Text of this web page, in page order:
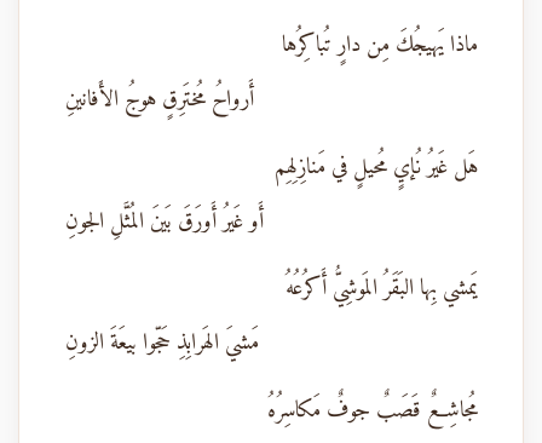
ماذا يَهيجُكَ مِن دارٍ تُباكِرُها
أَرواحُ مُختَرِقٍ هوجُ الأَفانينِ
هَل غَيرُ نُإيٍ مُحيلٍ في مَنازِلِهِم
أَو غَيرُ أَورَقَ بَينَ المُثَّلِ الجونِ
يَمشي بِها البَقَرُ المَوشِيُّ أَكرُعُهُ
مَشيَ الهَرابِذِ حَجّوا بيعَةَ الزونِ
مُجاشِعٌ قَصَبٌ جوفٌ مَكاسِرُهُ